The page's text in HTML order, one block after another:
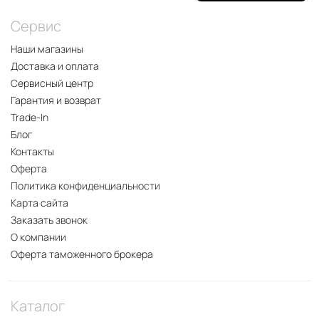
Сервис
Наши магазины
Доставка и оплата
Сервисный центр
Гарантия и возврат
Trade-In
Блог
Контакты
Оферта
Политика конфиденциальности
Карта сайта
Заказать звонок
О компании
Оферта таможенного брокера
Каталог